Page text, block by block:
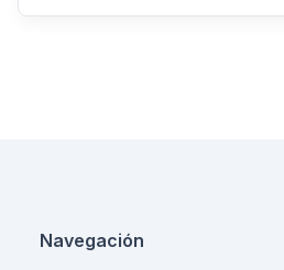
Navegación